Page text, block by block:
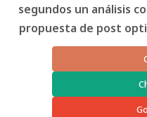
segundos un análisis
propuesta de post